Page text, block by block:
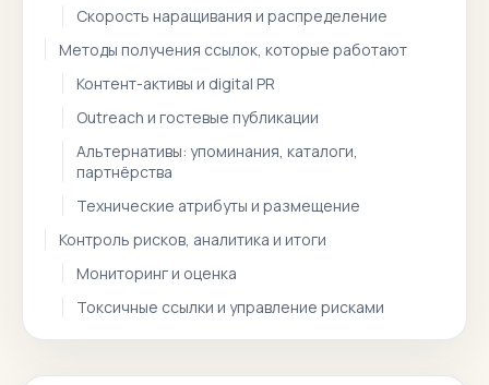
Скорость наращивания и распределение
Методы получения ссылок, которые работают
Контент-активы и digital PR
Outreach и гостевые публикации
Альтернативы: упоминания, каталоги,
партнёрства
Технические атрибуты и размещение
Контроль рисков, аналитика и итоги
Мониторинг и оценка
Токсичные ссылки и управление рисками